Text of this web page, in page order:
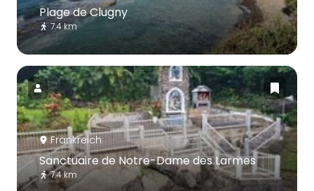
Plage de Clugny
7.4 km
Frankreich
Sanctuaire de Notre-Dame des Larmes
7.4 km